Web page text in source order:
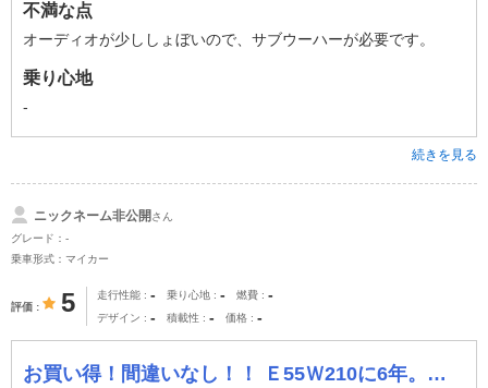
不満な点
オーディオが少ししょぼいので、サブウーハーが必要です。
乗り心地
-
続きを見る
ニックネーム非公開さん
グレード：-
乗車形式：マイカー
評価 5 走行性能 - 乗り心地 - 燃費 -
デザイン - 積載性 - 価格 -
お買い得！間違いなし！！ Ｅ55Ｗ210に6年。イチャモンのつけようがなくて、なかなか乗り換えられません。中古車市場ではタマ数が多いので価格的にもこな